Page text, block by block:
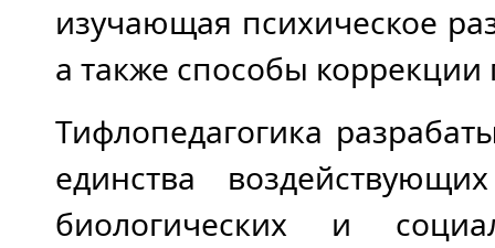
изучающая психическое
а также способы
Тифлопедагогика
единства
биологических и